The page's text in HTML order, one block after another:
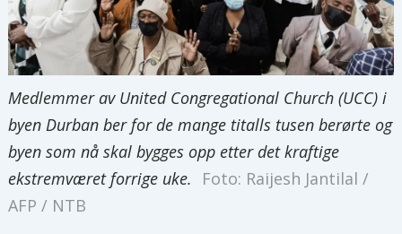
Medlemmer av United Congregational Church (UCC) i
byen Durban ber for de mange titalls tusen berørte og
byen som nå skal bygges opp etter det kraftige
ekstremværet forrige uke.
Foto: Raijesh Jantilal /
AFP / NTB